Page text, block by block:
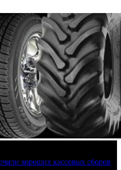
хороших кассовых сборов